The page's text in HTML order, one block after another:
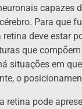
capazes
Para que
retina deve estar
que
situações em
o
retina pode